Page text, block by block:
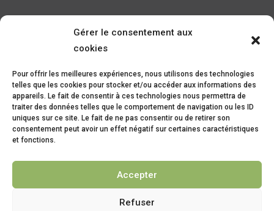
Gérer le consentement aux
cookies
Pour offrir les meilleures expériences, nous utilisons des technologies
telles que les cookies pour stocker et/ou accéder aux informations des
appareils. Le fait de consentir à ces technologies nous permettra de
traiter des données telles que le comportement de navigation ou les ID
uniques sur ce site. Le fait de ne pas consentir ou de retirer son
consentement peut avoir un effet négatif sur certaines caractéristiques
et fonctions.
Accepter
Refuser
2 bis Rue Maréchal Joffre – 09500
Mirepoix